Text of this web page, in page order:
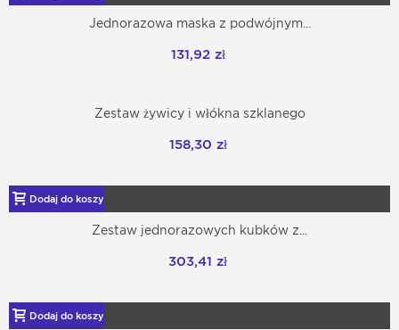
Jednorazowa maska z podwójnym...
131,92 zł
Zestaw żywicy i włókna szklanego
158,30 zł
Dodaj do koszyka
Zestaw jednorazowych kubków z...
303,41 zł
Dodaj do koszyka